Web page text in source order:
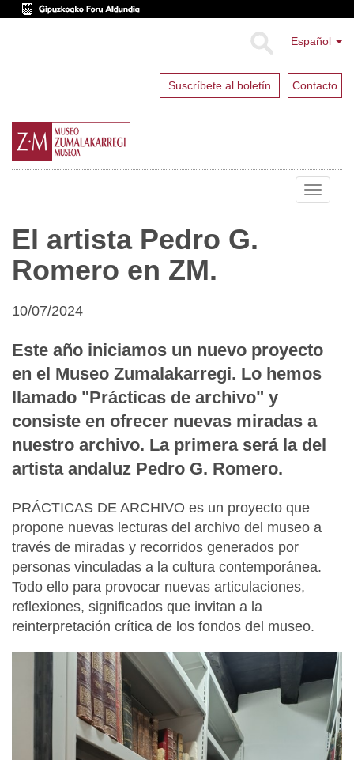
Español
Suscríbete al boletín Contacto
Toggle
El artista Pedro G.
Romero en ZM.
10/07/2024
Este año iniciamos un nuevo proyecto
en el Museo Zumalakarregi. Lo hemos
llamado "Prácticas de archivo" y
consiste en ofrecer nuevas miradas a
nuestro archivo. La primera será la del
artista andaluz Pedro G. Romero.
PRÁCTICAS DE ARCHIVO es un proyecto que
propone nuevas lecturas del archivo del museo a
través de miradas y recorridos generados por
personas vinculadas a la cultura contemporánea.
Todo ello para provocar nuevas articulaciones,
reflexiones, significados que invitan a la
reinterpretación crítica de los fondos del museo.